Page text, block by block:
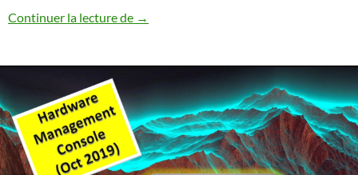
Continuer la lecture de Performances Db2 for i – La règle des
→